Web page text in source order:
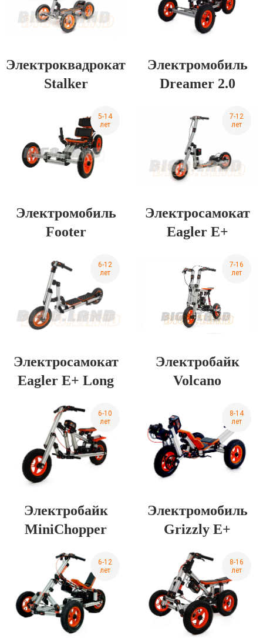
Электроквадрокат
Stalker
Электромобиль
Dreamer 2.0
5-14
лет
Электромобиль
Footer
7-12
лет
Электросамокат
Eagler E+
6-12
лет
Электросамокат
Eagler E+ Long
7-16
лет
Электробайк
Volcano
6-10
лет
Электробайк
MiniChopper
8-14
лет
Электромобиль
Grizzly E+
6-12
лет
8-16
лет